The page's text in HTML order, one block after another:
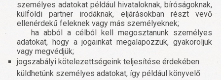
személyes adatokat például hivataloknak, bíróságoknak,
külföldi partner irodáknak, eljárásokban részt vevő
ellenérdekű feleknek vagy más személyeknek;
·
ha abból a célból kell megosztanunk személyes
adatokat, hogy a jogainkat megalapozzuk, gyakoroljuk
vagy megvédjük;
jogszabályi kötelezettségeink teljesítése érdekében
küldhetünk személyes adatokat, így például könyvelő